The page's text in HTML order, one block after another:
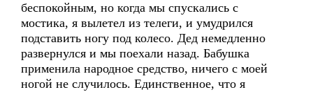
беспокойным, но когда мы спускались с
мостика, я вылетел из телеги, и умудрился
подставить ногу под колесо. Дед немедленно
развернулся и мы поехали назад. Бабушка
применила народное средство, ничего с моей
ногой не случилось. Единственное, что я